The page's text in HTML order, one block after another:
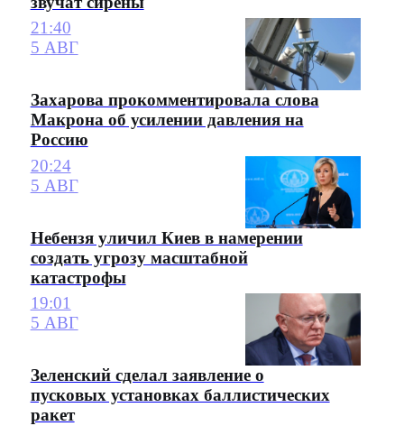
21:40
5 АВГ
Захарова прокомментировала слова
Макрона об усилении давления на
Россию
20:24
5 АВГ
Небензя уличил Киев в намерении
создать угрозу масштабной
катастрофы
19:01
5 АВГ
Зеленский сделал заявление о
пусковых установках баллистических
ракет